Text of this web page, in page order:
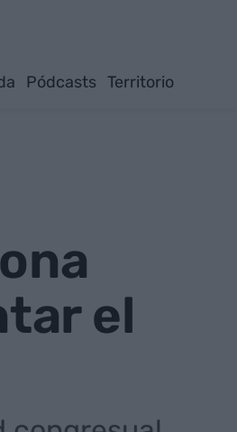
Pódcasts Territorio
el